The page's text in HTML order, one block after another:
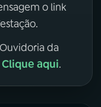
o link
da
Clique aqui.